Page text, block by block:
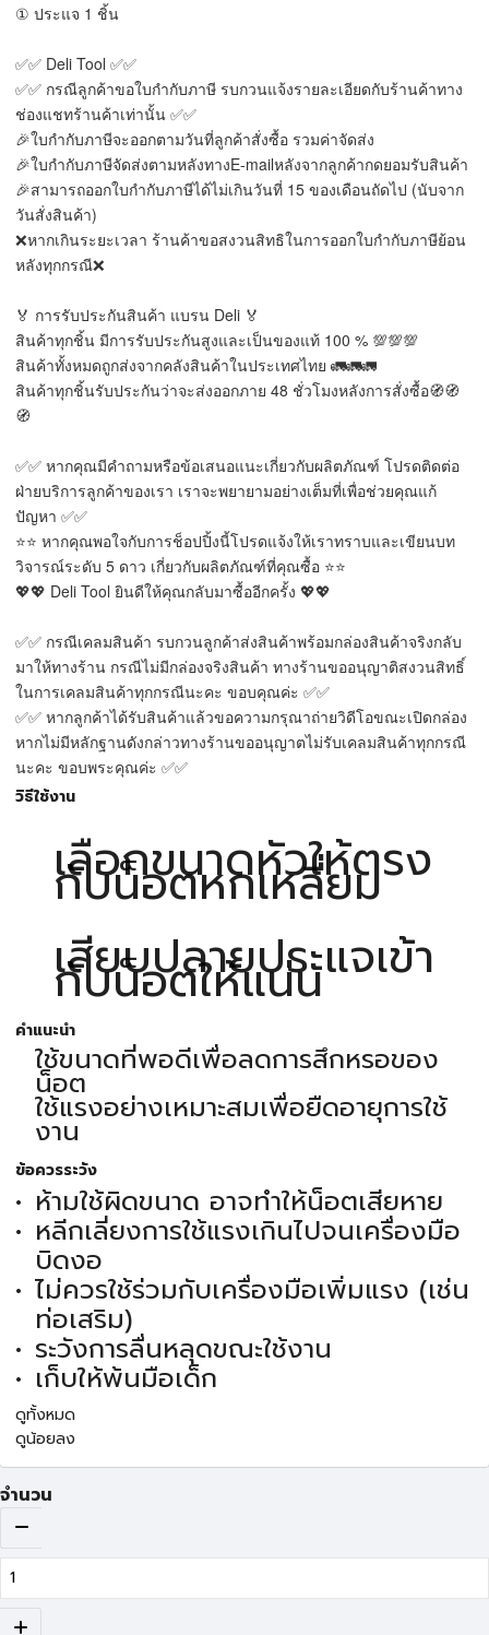
① ประแจ 1 ชิ้น
✅✅ Deli Tool ✅✅
✅✅ กรณีลูกค้าขอใบกำกับภาษี รบกวนแจ้งรายละเอียดกับร้านค้าทาง
ช่องแชทร้านค้าเท่านั้น ✅✅
🎉ใบกำกับภาษีจะออกตามวันที่ลูกค้าสั่งซื้อ รวมค่าจัดส่ง
🎉ใบกำกับภาษีจัดส่งตามหลังทางE-mailหลังจากลูกค้ากดยอมรับสินค้า
🎉สามารถออกใบกำกับภาษีได้ไม่เกินวันที่ 15 ของเดือนถัดไป (นับจาก
วันสั่งสินค้า)
❌หากเกินระยะเวลา ร้านค้าขอสงวนสิทธิในการออกใบกำกับภาษีย้อน
หลังทุกกรณี❌
🏅 การรับประกันสินค้า แบรน Deli 🏅
สินค้าทุกชิ้น มีการรับประกันสูงและเป็นของแท้ 100 % 💯💯💯
สินค้าทั้งหมดถูกส่งจากคลังสินค้าในประเทศไทย 🚛🚛🚛
สินค้าทุกชิ้นรับประกันว่าจะส่งออกภาย 48 ชั่วโมงหลังการสั่งซื้อ🧭🧭
🧭
✅✅ หากคุณมีคำถามหรือข้อเสนอแนะเกี่ยวกับผลิตภัณฑ์ โปรดติดต่อ
ฝ่ายบริการลูกค้าของเรา เราจะพยายามอย่างเต็มที่เพื่อช่วยคุณแก้
ปัญหา ✅✅
⭐⭐ หากคุณพอใจกับการช็อปปิ้งนี้โปรดแจ้งให้เราทราบและเขียนบท
วิจารณ์ระดับ 5 ดาว เกี่ยวกับผลิตภัณฑ์ที่คุณซื้อ ⭐⭐
💖💖 Deli Tool ยินดีให้คุณกลับมาซื้ออีกครั้ง 💖💖
✅✅ กรณีเคลมสินค้า รบกวนลูกค้าส่งสินค้าพร้อมกล่องสินค้าจริงกลับ
มาให้ทางร้าน กรณีไม่มีกล่องจริงสินค้า ทางร้านขออนุญาติสงวนสิทธิ์
ในการเคลมสินค้าทุกกรณีนะคะ ขอบคุณค่ะ ✅✅
✅✅ หากลูกค้าได้รับสินค้าแล้วขอความกรุณาถ่ายวิดีโอขณะเปิดกล่อง
หากไม่มีหลักฐานดังกล่าวทางร้านขออนุญาตไม่รับเคลมสินค้าทุกกรณี
นะคะ ขอบพระคุณค่ะ ✅✅
วิธีใช้งาน
เลือกขนาดหัวให้ตรง
กับน็อตหกเหลี่ยม
เสียบปลายประแจเข้า
กับน็อตให้แน่น
คำแนะนำ
ใช้ขนาดที่พอดีเพื่อลดการสึกหรอของ
น็อต
ใช้แรงอย่างเหมาะสมเพื่อยืดอายุการใช้
งาน
ข้อควรระวัง
ห้ามใช้ผิดขนาด อาจทำให้น็อตเสียหาย
หลีกเลี่ยงการใช้แรงเกินไปจนเครื่องมือ
บิดงอ
ไม่ควรใช้ร่วมกับเครื่องมือเพิ่มแรง (เช่น
ท่อเสริม)
ระวังการลื่นหลุดขณะใช้งาน
เก็บให้พ้นมือเด็ก
ดูทั้งหมด
ดูน้อยลง
จำนวน